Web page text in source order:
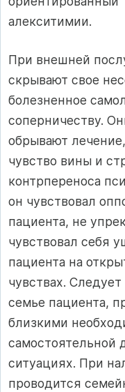
алекситимии.
При внешней
скрывают свое
болезненное
соперничеству.
обрывают
чувство вины и
контрпереноса
он чувствовал
пациента, не
чувствовал себя
пациента на
чувствах.
семье пациента,
близкими
самостоятельной
ситуациях. При
проводится